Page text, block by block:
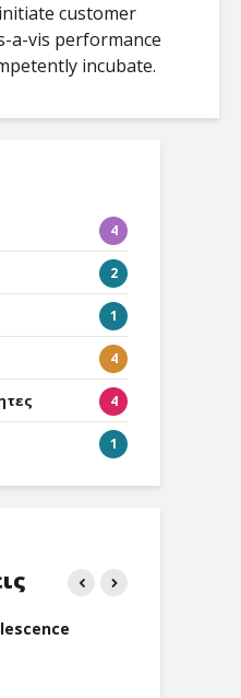
customer
a-vis performance
incubate.
4
2
1
4
4
1